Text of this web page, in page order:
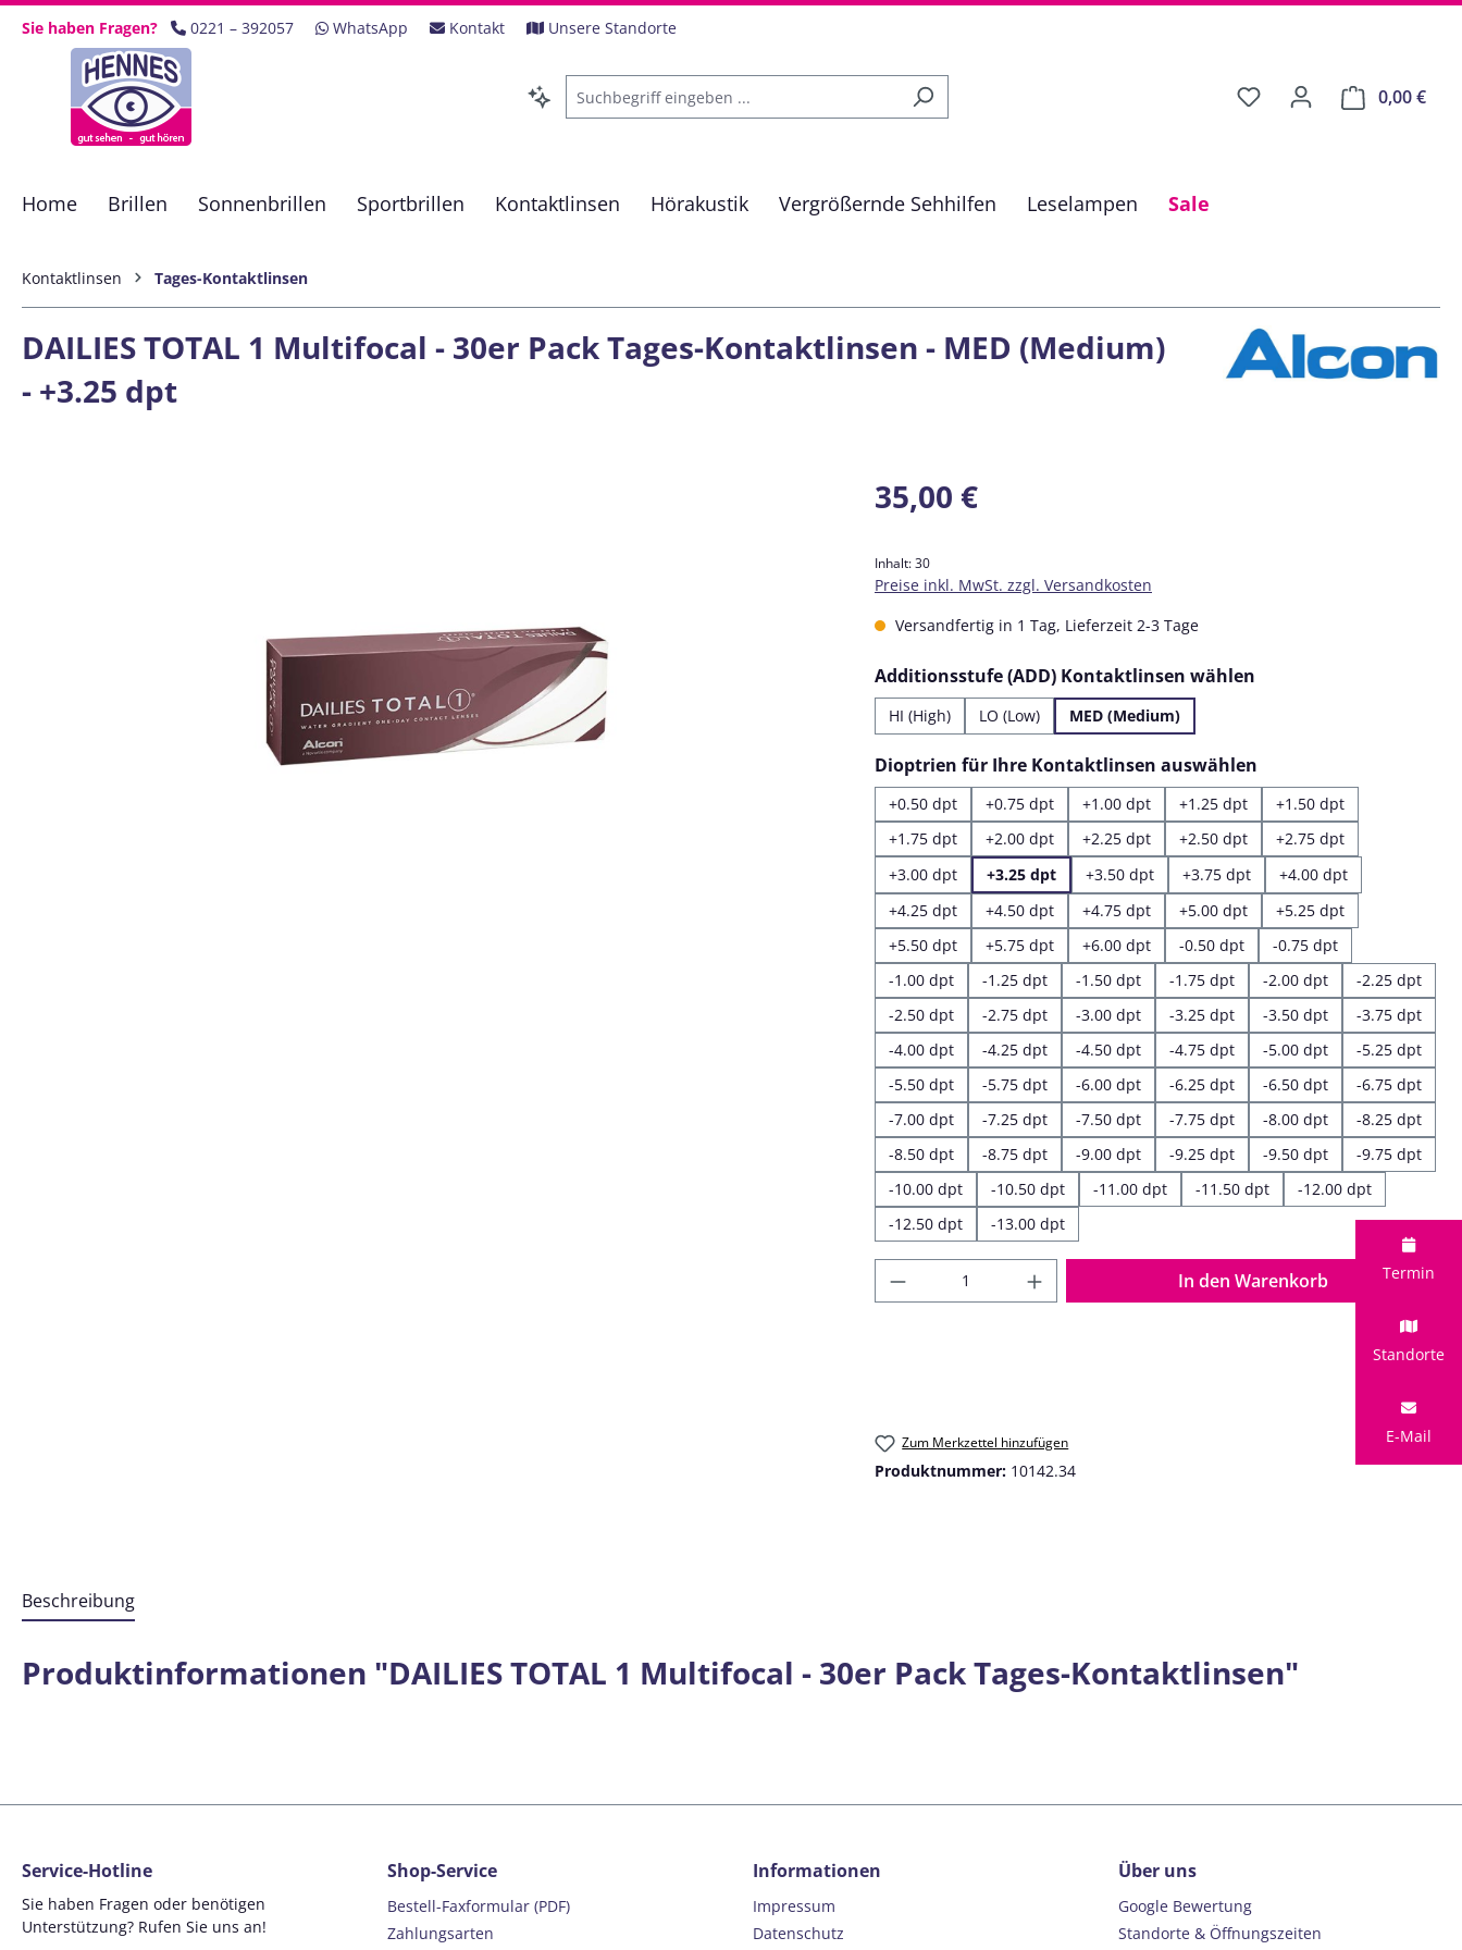
Hauptinhalt springen
Zur Suche springen
Zur Hauptnavigation springen
Sie haben Fragen? 0221 – 392057 WhatsApp Kontakt Unsere Standorte
0,00 €
Home Brillen Sonnenbrillen Sportbrillen Kontaktlinsen Hörakustik Vergrößernde Sehhilfen Leselampen Sale
Kontaktlinsen Tages-Kontaktlinsen
DAILIES TOTAL 1 Multifocal - 30er Pack Tages-Kontaktlinsen - MED (Medium)
- +3.25 dpt
Regulärer Preis:
35,00 €
Inhalt:30
Preise inkl. MwSt. zzgl. Versandkosten
Versandfertig in 1 Tag, Lieferzeit 2-3 Tage
Additionsstufe (ADD) Kontaktlinsen wählen
HI (High) LO (Low) MED (Medium)
Dioptrien für Ihre Kontaktlinsen auswählen
+0.50 dpt +0.75 dpt +1.00 dpt +1.25 dpt
+1.50 dpt
+1.75 dpt
+2.00 dpt +2.25 dpt +2.50 dpt
+2.75 dpt
+3.00 dpt
+3.25 dpt +3.50 dpt +3.75 dpt
+4.00 dpt
+4.25 dpt
+4.50 dpt +4.75 dpt +5.00 dpt
+5.25 dpt
+5.50 dpt
+5.75 dpt +6.00 dpt -0.50 dpt
-0.75 dpt
-1.00 dpt
-1.25 dpt -1.50 dpt -1.75 dpt -2.00 dpt
-2.25 dpt
-2.50 dpt
-2.75 dpt -3.00 dpt -3.25 dpt -3.50 dpt
-3.75 dpt
-4.00 dpt
-4.25 dpt -4.50 dpt -4.75 dpt -5.00 dpt
-5.25 dpt
-5.50 dpt
-5.75 dpt -6.00 dpt -6.25 dpt -6.50 dpt
-6.75 dpt
-7.00 dpt
-7.25 dpt -7.50 dpt -7.75 dpt -8.00 dpt
-8.25 dpt
-8.50 dpt
-8.75 dpt -9.00 dpt -9.25 dpt -9.50 dpt
-9.75 dpt
-10.00 dpt
-10.50 dpt -11.00 dpt -11.50 dpt
-12.00 dpt
-12.50 dpt
-13.00 dpt
Produkt Anzahl: Gib den gewünschten Wert
In den Warenkorb
Zum Merkzettel hinzufügen
Produktnummer: 10142.34
Beschreibung
Produktinformationen "DAILIES TOTAL 1 Multifocal - 30er Pack Tages-Kontaktlinsen"
Termin
Standorte
E-Mail
Service-Hotline
Sie haben Fragen oder benötigen
Unterstützung? Rufen Sie uns an!
Shop-Service
Bestell-Faxformular (PDF)
Zahlungsarten
Informationen
Impressum
Datenschutz
Über uns
Google Bewertung
Standorte & Öffnungszeiten